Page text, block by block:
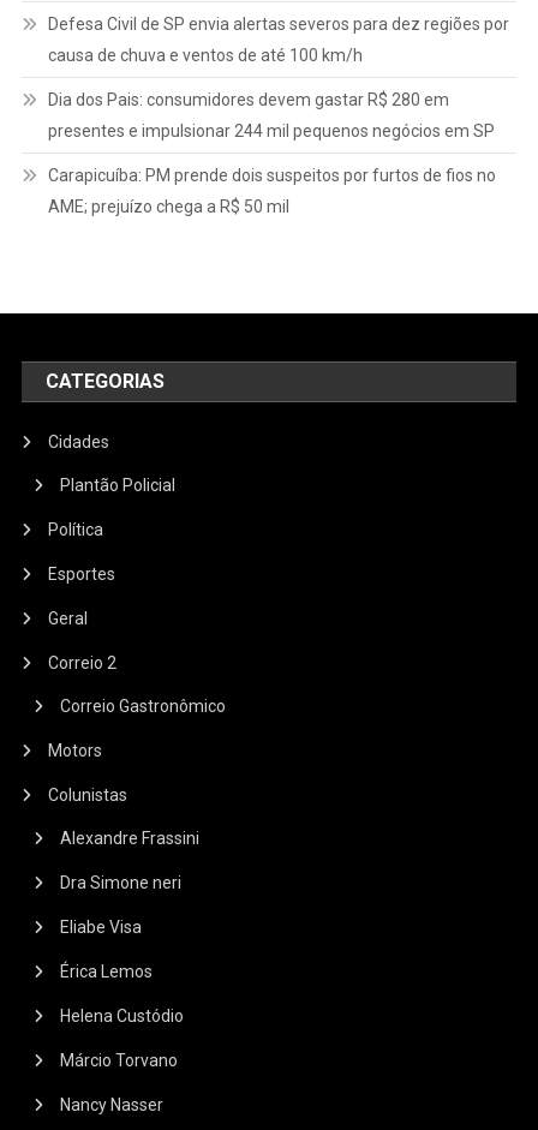
Defesa Civil de SP envia alertas severos para dez regiões por
causa de chuva e ventos de até 100 km/h
Dia dos Pais: consumidores devem gastar R$ 280 em
presentes e impulsionar 244 mil pequenos negócios em SP
Carapicuíba: PM prende dois suspeitos por furtos de fios no
AME; prejuízo chega a R$ 50 mil
CATEGORIAS
Cidades
Plantão Policial
Política
Esportes
Geral
Correio 2
Correio Gastronômico
Motors
Colunistas
Alexandre Frassini
Dra Simone neri
Eliabe Visa
Érica Lemos
Helena Custódio
Márcio Torvano
Nancy Nasser